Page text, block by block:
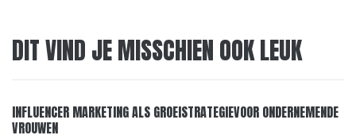
DIT VIND JE MISSCHIEN OOK LEUK
INFLUENCER MARKETING ALS GROEISTRATEGIEVOOR ONDERNEMENDE
VROUWEN